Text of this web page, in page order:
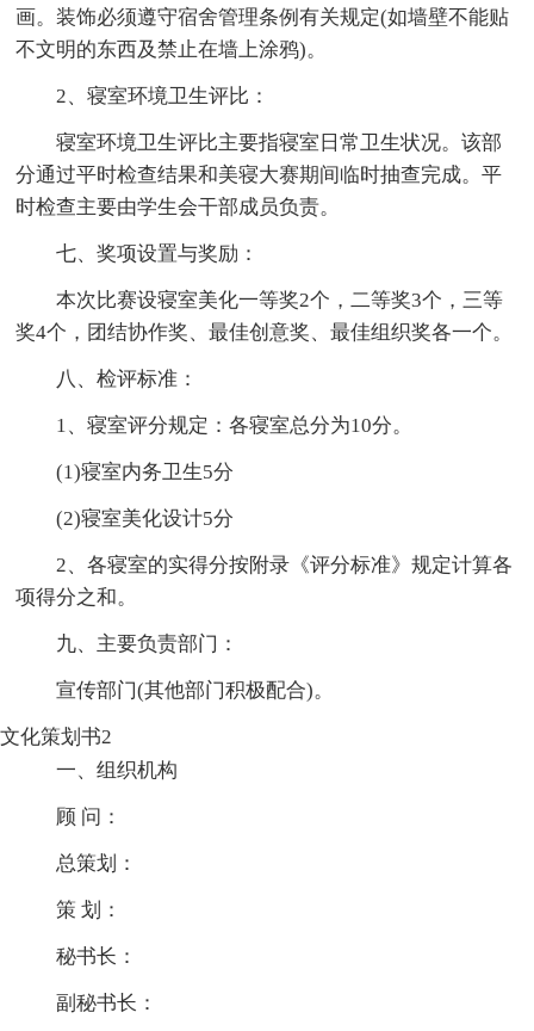
画。装饰必须遵守宿舍管理条例有关规定(如墙壁不能贴
不文明的东西及禁止在墙上涂鸦)。
2、寝室环境卫生评比：
寝室环境卫生评比主要指寝室日常卫生状况。该部
分通过平时检查结果和美寝大赛期间临时抽查完成。平
时检查主要由学生会干部成员负责。
七、奖项设置与奖励：
本次比赛设寝室美化一等奖2个，二等奖3个，三等
奖4个，团结协作奖、最佳创意奖、最佳组织奖各一个。
八、检评标准：
1、寝室评分规定：各寝室总分为10分。
(1)寝室内务卫生5分
(2)寝室美化设计5分
2、各寝室的实得分按附录《评分标准》规定计算各
项得分之和。
九、主要负责部门：
宣传部门(其他部门积极配合)。
文化策划书2
一、组织机构
顾 问：
总策划：
策 划：
秘书长：
副秘书长：